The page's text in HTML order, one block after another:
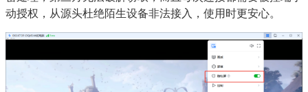
动授权，从源头杜绝陌生设备非法接入，使用时更安心。